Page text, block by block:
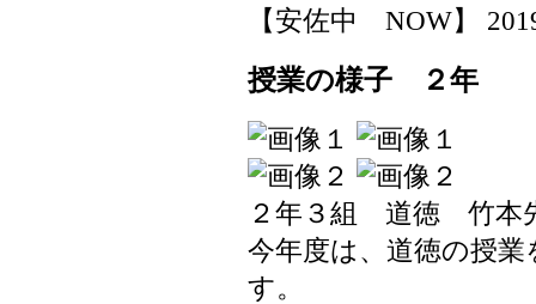
【安佐中 NOW】
授業の様子 ２年
２年３組 道徳 竹本
今年度は、道徳の授
す。